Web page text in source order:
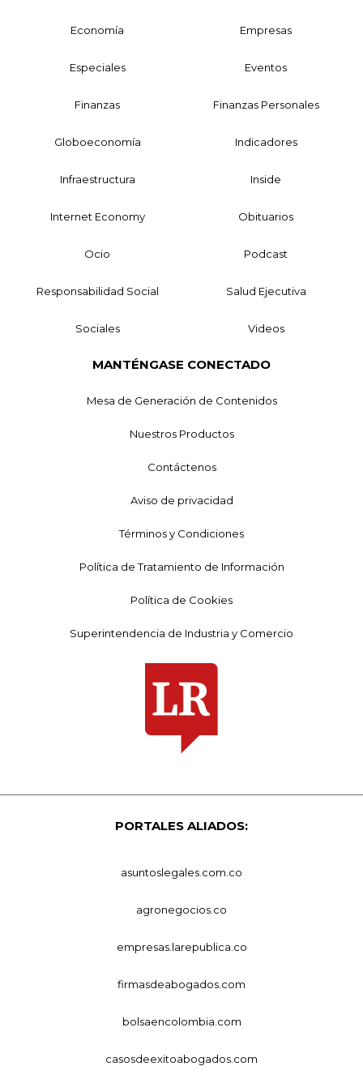
Economía Empresas
Especiales Eventos
Finanzas Finanzas Personales
Globoeconomía Indicadores
Infraestructura Inside
Internet Economy Obituarios
Ocio Podcast
Responsabilidad Social Salud Ejecutiva
Sociales Videos
MANTÉNGASE CONECTADO
Mesa de Generación de Contenidos
Nuestros Productos
Contáctenos
Aviso de privacidad
Términos y Condiciones
Política de Tratamiento de Información
Política de Cookies
Superintendencia de Industria y Comercio
PORTALES ALIADOS:
asuntoslegales.com.co
agronegocios.co
empresas.larepublica.co
firmasdeabogados.com
bolsaencolombia.com
casosdeexitoabogados.com